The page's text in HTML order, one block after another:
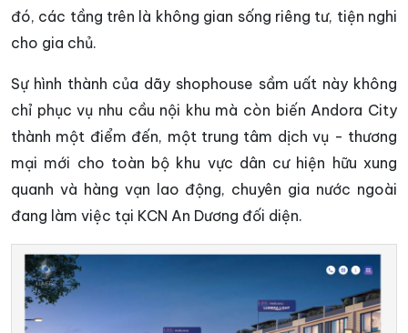
đó, các tầng trên là không gian sống riêng tư, tiện nghi
cho gia chủ.
Sự hình thành của dãy shophouse sầm uất này không
chỉ phục vụ nhu cầu nội khu mà còn biến Andora City
thành một điểm đến, một trung tâm dịch vụ - thương
mại mới cho toàn bộ khu vực dân cư hiện hữu xung
quanh và hàng vạn lao động, chuyên gia nước ngoài
đang làm việc tại KCN An Dương đối diện.